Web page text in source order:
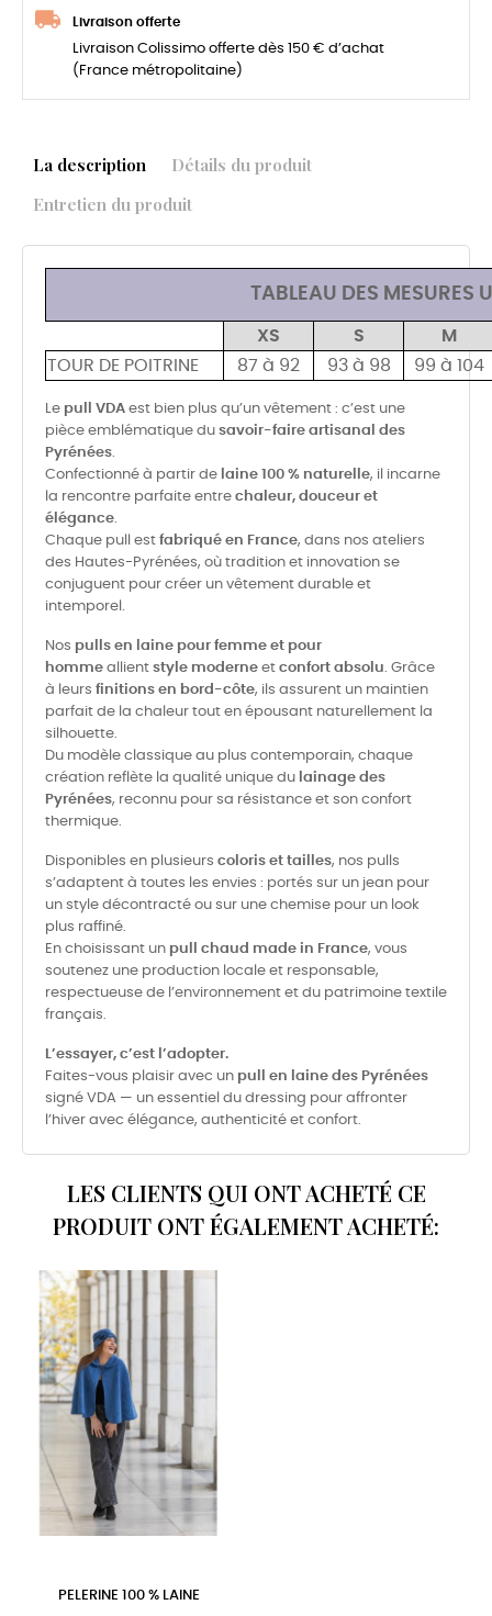
Livraison offerte
Livraison Colissimo offerte dès 150 € d’achat
(France métropolitaine)
La description
Détails du produit
Entretien du produit
TABLEAU DES MESURES
XS S
M
TOUR DE POITRINE
87 à 92 93 à 98 99 à 104
Le pull VDA est bien plus qu’un vêtement : c’est une
pièce emblématique du savoir-faire artisanal des
Pyrénées
Confectionné à partir de laine 100 % naturelle, il incarne
la rencontre parfaite entre chaleur, douceur et
élégance
Chaque pull est fabriqué en France, dans nos ateliers
des Hautes-Pyrénées, où tradition et innovation se
conjuguent pour créer un vêtement durable et
intemporel.
Nos pulls en laine pour femme et pour
homme allient style moderne et confort absolu . Grâce
à leurs finitions en bord-côte, ils assurent un maintien
parfait de la chaleur tout en épousant naturellement la
silhouette.
Du modèle classique au plus contemporain, chaque
création reflète la qualité unique du lainage des
Pyrénées, reconnu pour sa résistance et son confort
thermique.
Disponibles en plusieurs coloris et tailles, nos pulls
s’adaptent à toutes les envies : portés sur un jean pour
un style décontracté ou sur une chemise pour un look
plus raffiné.
En choisissant un pull chaud made in France, vous
soutenez une production locale et responsable,
respectueuse de l’environnement et du patrimoine textile
français.
L’essayer, c’est l’adopter.
Faites-vous plaisir avec un pull en laine des Pyrénées
signé VDA — un essentiel du dressing pour affronter
l’hiver avec élégance, authenticité et confort.
LES CLIENTS QUI ONT ACHETÉ CE
PRODUIT ONT ÉGALEMENT ACHETÉ:
PELERINE 100 % LAINE